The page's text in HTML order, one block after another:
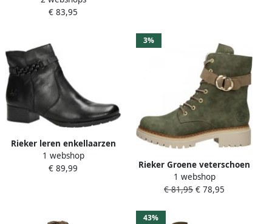
veterschoenen met
€ 83,95
Rieker leren enkellaarzen
zwart
1 webshop
€ 89,99
3%
Rieker Groene veterschoen
met teddyvoering Green
Dames
1 webshop
€ 81,95 € 78,95
43%